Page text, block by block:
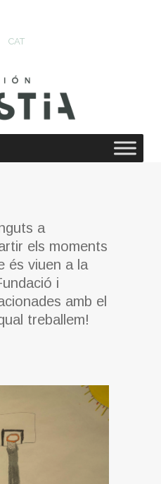
CAT
a
els moments
és viuen a la
i
amb el
treballem!